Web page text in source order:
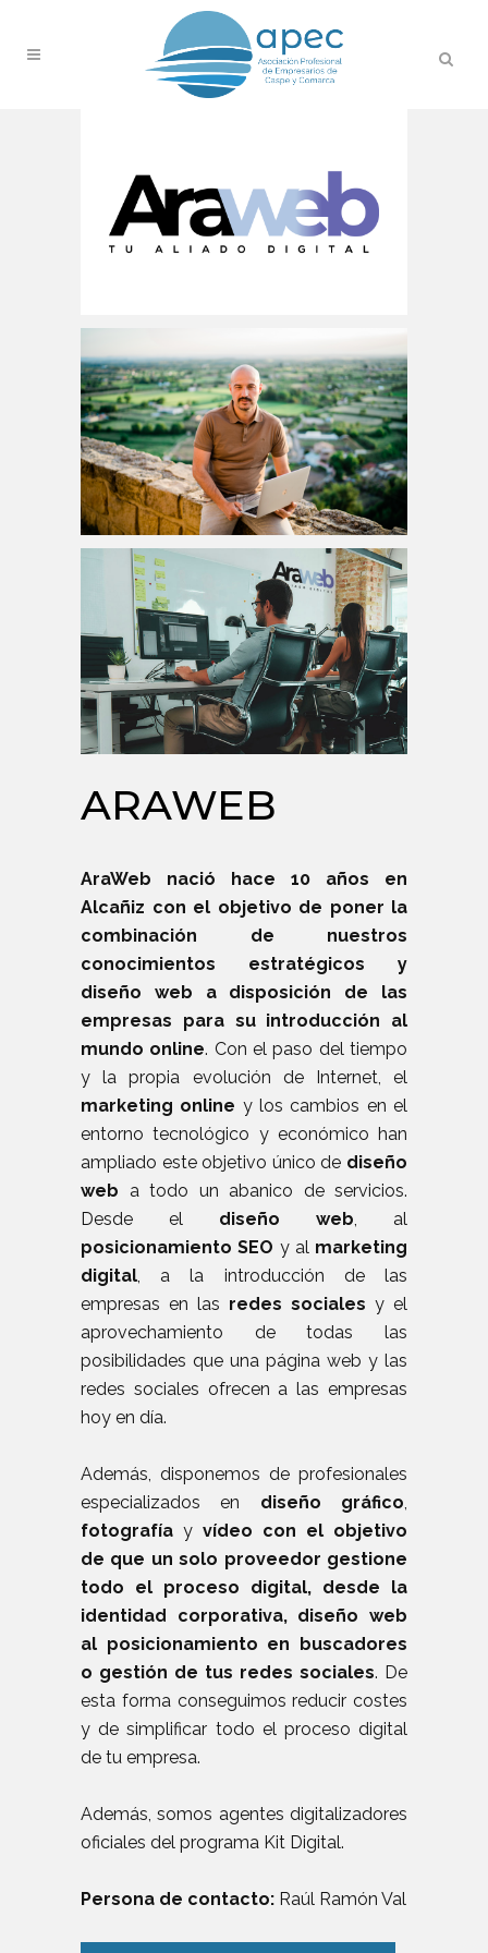
ARAWEB
AraWeb nació hace 10 años en
Alcañiz con el objetivo de poner la
combinación de nuestros
conocimientos estratégicos y
diseño web a disposición de las
empresas para su introducción al
mundo online. Con el paso del tiempo
y la propia evolución de Internet, el
marketing online y los cambios en el
entorno tecnológico y económico han
ampliado este objetivo único de diseño
web a todo un abanico de servicios.
Desde el diseño web, al
posicionamiento SEO y al marketing
digital, a la introducción de las
empresas en las redes sociales y el
aprovechamiento de todas las
posibilidades que una página web y las
redes sociales ofrecen a las empresas
hoy en día.
Además, disponemos de profesionales
especializados en diseño gráfico,
fotografía y vídeo con el objetivo
de que un solo proveedor gestione
todo el proceso digital, desde la
identidad corporativa, diseño web
al posicionamiento en buscadores
o gestión de tus redes sociales. De
esta forma conseguimos reducir costes
y de simplificar todo el proceso digital
de tu empresa.
Además, somos agentes digitalizadores
oficiales del programa Kit Digital.
Persona de contacto: Raúl Ramón Val